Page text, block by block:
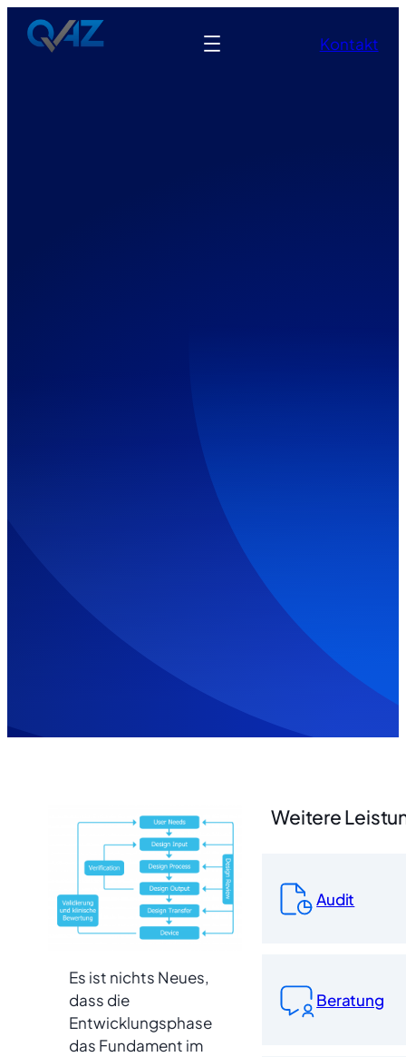
Kontakt
Es ist nichts Neues,
dass die
Entwicklungsphase
das Fundament im
Weitere
Audit
Beratung